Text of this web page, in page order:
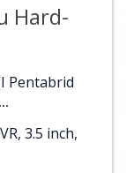
Hard-
Pentabrid
3.5 inch,